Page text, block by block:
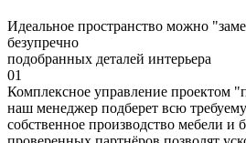
Идеальное пространство можно
безупречно
подобранных деталей интерьера
01
Комплексное управление проектом
наш менеджер подберет всю
собственное производство мебели и